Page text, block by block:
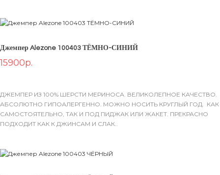
Джемпер Alezone 100403 ТЁМНО-СИНИЙ
15900р.
ДЖЕМПЕР ИЗ 100% ШЕРСТИ МЕРИНОСА. ВЕЛИКОЛЕПНОЕ КАЧЕСТВО.
АБСОЛЮТНО ГИПОАЛЕРГЕННО. МОЖНО НОСИТЬ КРУГЛЫЙ ГОД. КАК
САМОСТОЯТЕЛЬНО, ТАК И ПОД ПИДЖАК ИЛИ ЖАКЕТ. ПРЕКРАСНО
ПОДХОДИТ КАК К ДЖИНСАМ И СЛАК..